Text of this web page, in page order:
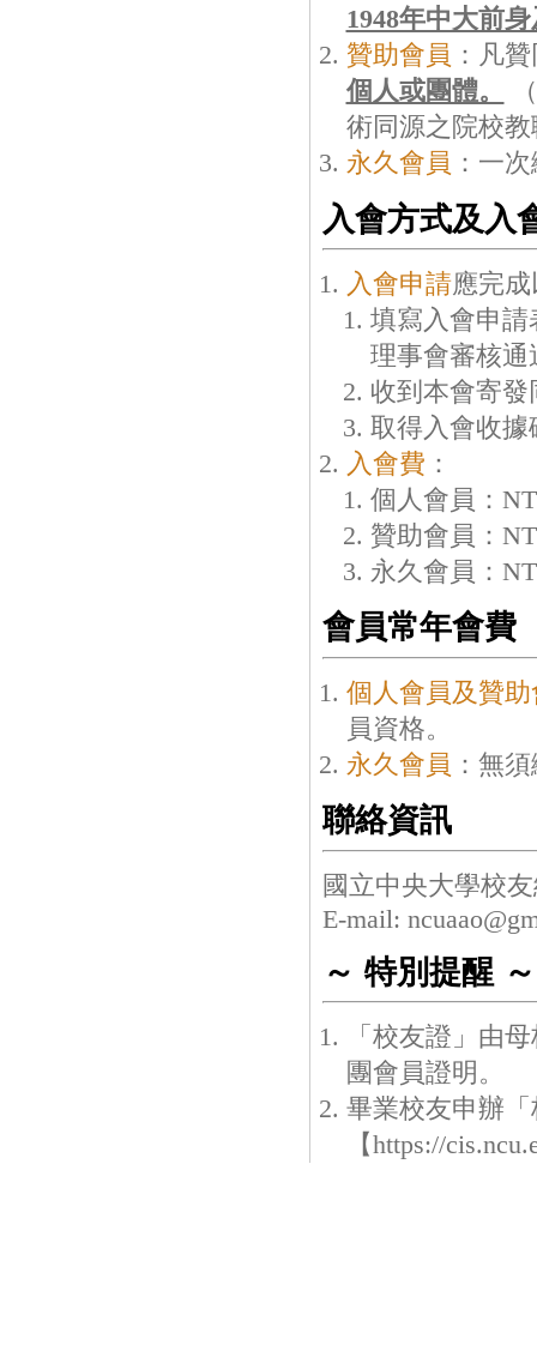
1948年中大前
贊助會員 ：凡
個人或團體。
術同源之院校
永久會員 ：一
入會方式及入
入會申請應完
填寫入會申請
理事會審核通
收到本會寄
取得入會收
入會費 ：
個人會員：
贊助會員：
永久會員：
會員常年會費
個人會員及贊助
員資格。
永久會員 ：無
聯絡資訊
國立中央大學校
E-mail:
～ 特別提醒 ～
「校友證」由
團會員證明。
畢業校友申辦
【https://